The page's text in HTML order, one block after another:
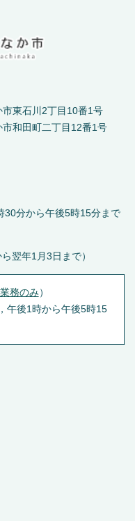
東石川2丁目10番1号
和田町二丁目12番1号
30分から午後5時15分まで
翌年1月3日まで）
務のみ ）
午後1時から午後5時15